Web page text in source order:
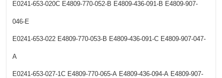
E0241-653-020C E4809-770-052-B E4809-436-091-B E4809-907-
046-E
E0241-653-022 E4809-770-053-B E4809-436-091-C E4809-907-047-
A
E0241-653-027-1C E4809-770-065-A E4809-436-094-A E4809-907-